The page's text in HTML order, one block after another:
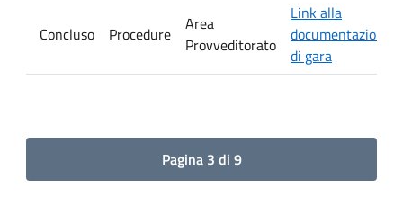
Concluso Procedure
Area
Provveditorato
Link alla
documentazione
di gara
Pagina 3 di 9